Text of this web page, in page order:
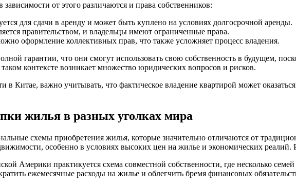
от этого различаются и права собственников:
для сдачи в аренду и может быть куплено на условиях долгосрочной аренды.
правительством, и владельцы имеют ограниченные права.
оформление коллективных прав, что также усложняет процесс владения.
гарантии, что они смогут использовать свою собственность в будущем,
контексте возникает множество юридических вопросов и рисков.
в Китае, важно учитывать, что фактическое владение квартирой может
жилья в разных уголках мира
схемы приобретения жилья, которые значительно отличаются от
особенно в условиях высоких цен на жилье и экономических реалий.
Америки практикуется схема совместной собственности, где несколько
ежемесячные расходы на жилье и облегчить бремя финансовых